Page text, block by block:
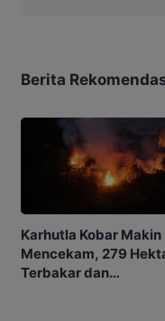
Berita
Karhutla Kobar Makin
Mencekam, 279
Terbakar dan